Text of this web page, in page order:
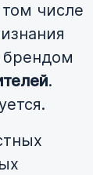
числе
брендом
.